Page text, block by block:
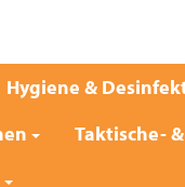
Hygiene &
Taktische-